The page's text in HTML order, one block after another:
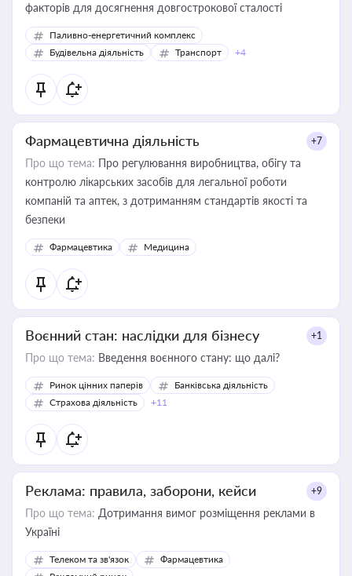
факторів для досягнення довгострокової сталості
Паливно-енергетичний комплекс
Будівельна діяльність
Транспорт +4
Фармацевтична діяльність +7
Про що тема: Про регулювання виробництва, обігу та
контролю лікарських засобів для легальної роботи
компаній та аптек, з дотриманням стандартів якості та
безпеки
Фармацевтика Медицина
Воєнний стан: наслідки для бізнесу +1
Про що тема: Введення воєнного стану: що далі?
Ринок цінних паперів
Банківська діяльність
Страхова діяльність
+11
Реклама: правила, заборони, кейси +9
Про що тема: Дотримання вимог розміщення реклами в
Україні
Телеком та зв'язок
Фармацевтика